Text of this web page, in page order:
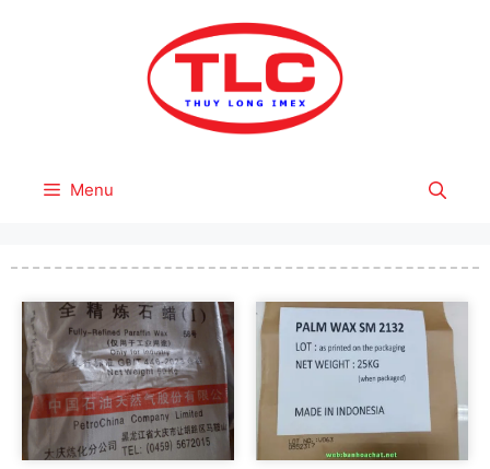
Menu